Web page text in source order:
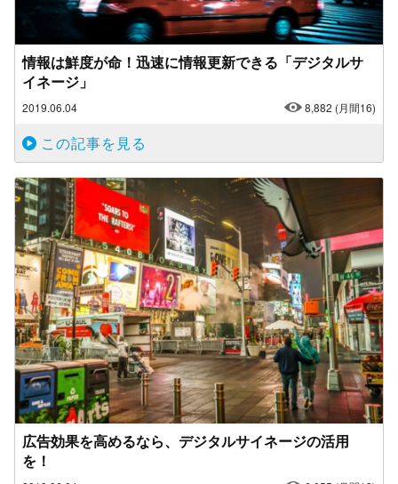
情報は鮮度が命！迅速に情報更新できる「デジタルサ
イネージ」
2019.06.04 8,882 (月間16)
この記事を見る
広告効果を高めるなら、デジタルサイネージの活用
を！